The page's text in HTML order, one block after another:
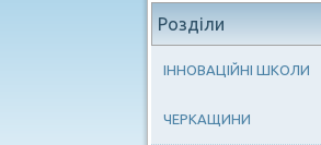
Розділи
ІННОВАЦІЙНІ ШКОЛИ
ЧЕРКАЩИНИ